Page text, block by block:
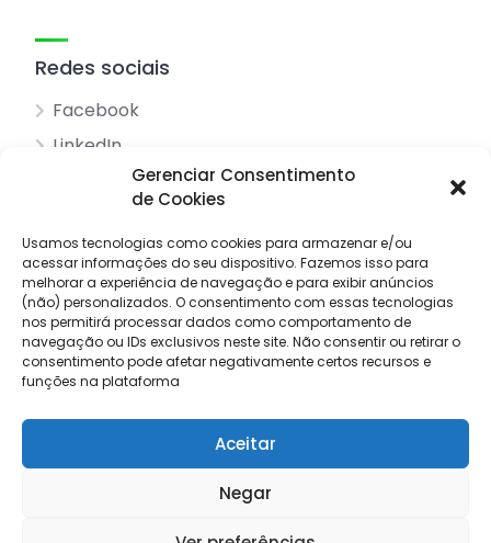
Gerenciar Consentimento
de Cookies
Usamos tecnologias como cookies para armazenar e/ou
acessar informações do seu dispositivo. Fazemos isso para
melhorar a experiência de navegação e para exibir anúncios
(não) personalizados. O consentimento com essas tecnologias
nos permitirá processar dados como comportamento de
navegação ou IDs exclusivos neste site. Não consentir ou retirar o
consentimento pode afetar negativamente certos recursos e
funções na plataforma
Aceitar
Negar
Redes sociais
Facebook
LinkedIn
Sobre nós
Pesquisar anúncios
Contacto
Livro de reclamações
© 2025 Procuro Trabalho by
Termos e condições
Política de privacidade